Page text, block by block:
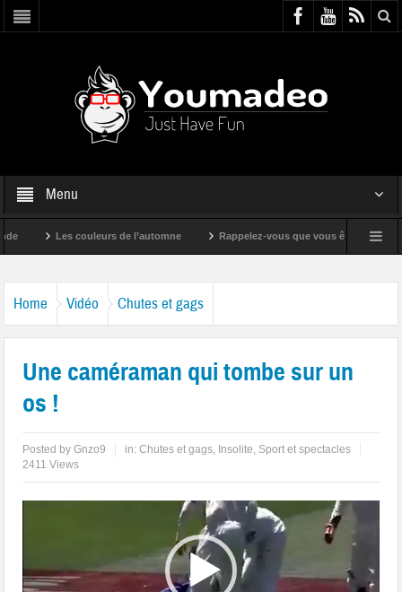
Menu
Les couleurs de l’automne Rappelez-vous que vous êtes super !
Home Vidéo Chutes et gags
Une caméraman qui tombe sur un
os !
Posted byGnzo9 in:Chutes et gags, Insolite, Sport et spectacles
2411 Views